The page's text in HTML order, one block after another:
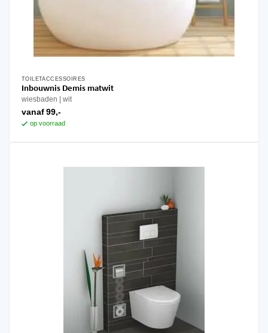
TOILETACCESSOIRES
Inbouwnis Demis matwit
wiesbaden wit
vanaf 99,-
op voorraad
Dit
product
meerdere